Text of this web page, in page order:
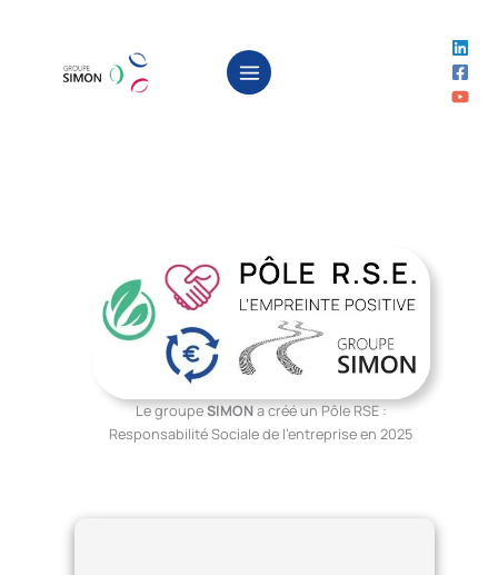
Le groupeSIMONa créé un Pôle RSE :
Responsabilité Sociale de l’entreprise en 2025